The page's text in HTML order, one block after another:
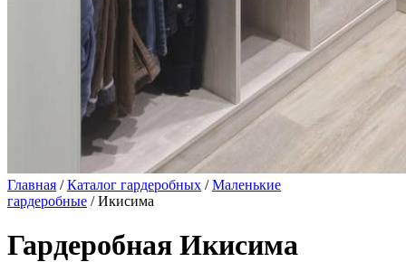
Главная /Каталог гардеробных /Маленькие
гардеробные / Икисима
Гардеробная Икисима